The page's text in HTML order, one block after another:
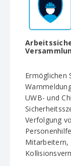
Ermöglichen
UWB- und
Verfolgung